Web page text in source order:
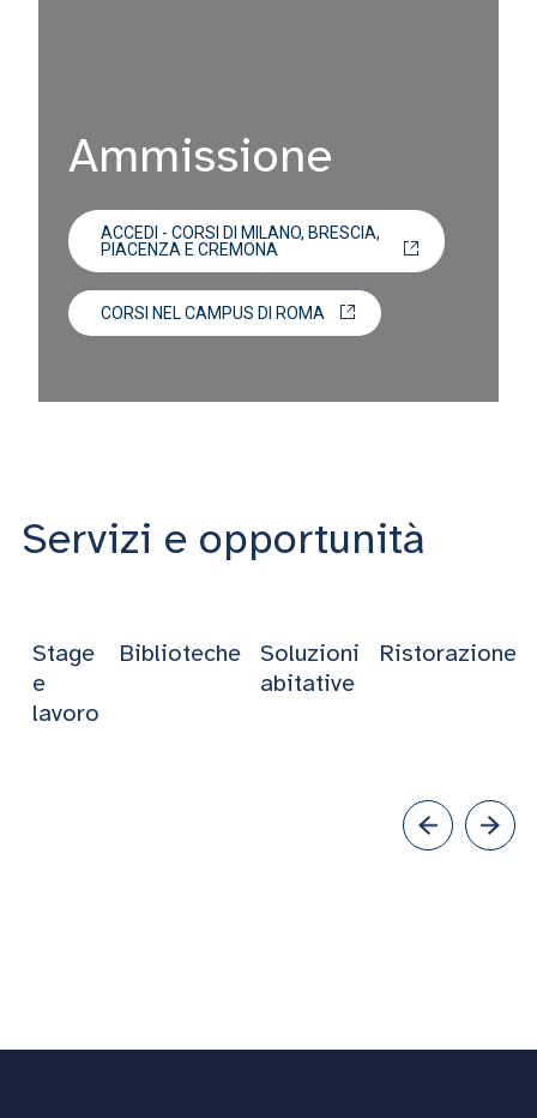
Ammissione
ACCEDI - CORSI DI MILANO, BRESCIA,
PIACENZA E CREMONA
CORSI NEL CAMPUS DI ROMA
Servizi e opportunità
Stage
e
lavoro
Biblioteche
Soluzioni
abitative
Ristorazione